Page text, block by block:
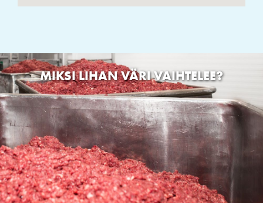
Teollisuustie 5, 45360 Kouvola
Soffix Hundfysio
Solfvägen 218 65450 Solf
Kalajoen Pieneläinhoitola
Nuorakalliontie 31, 85100 Nuoraperä
TOVE’S SALON OY
Lehtolankuja 3, Raisio, Suomi
Rakki Mafia Oy